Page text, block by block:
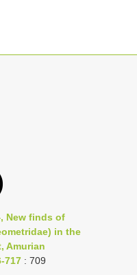
New finds of
in the
Amurian
717 : 709